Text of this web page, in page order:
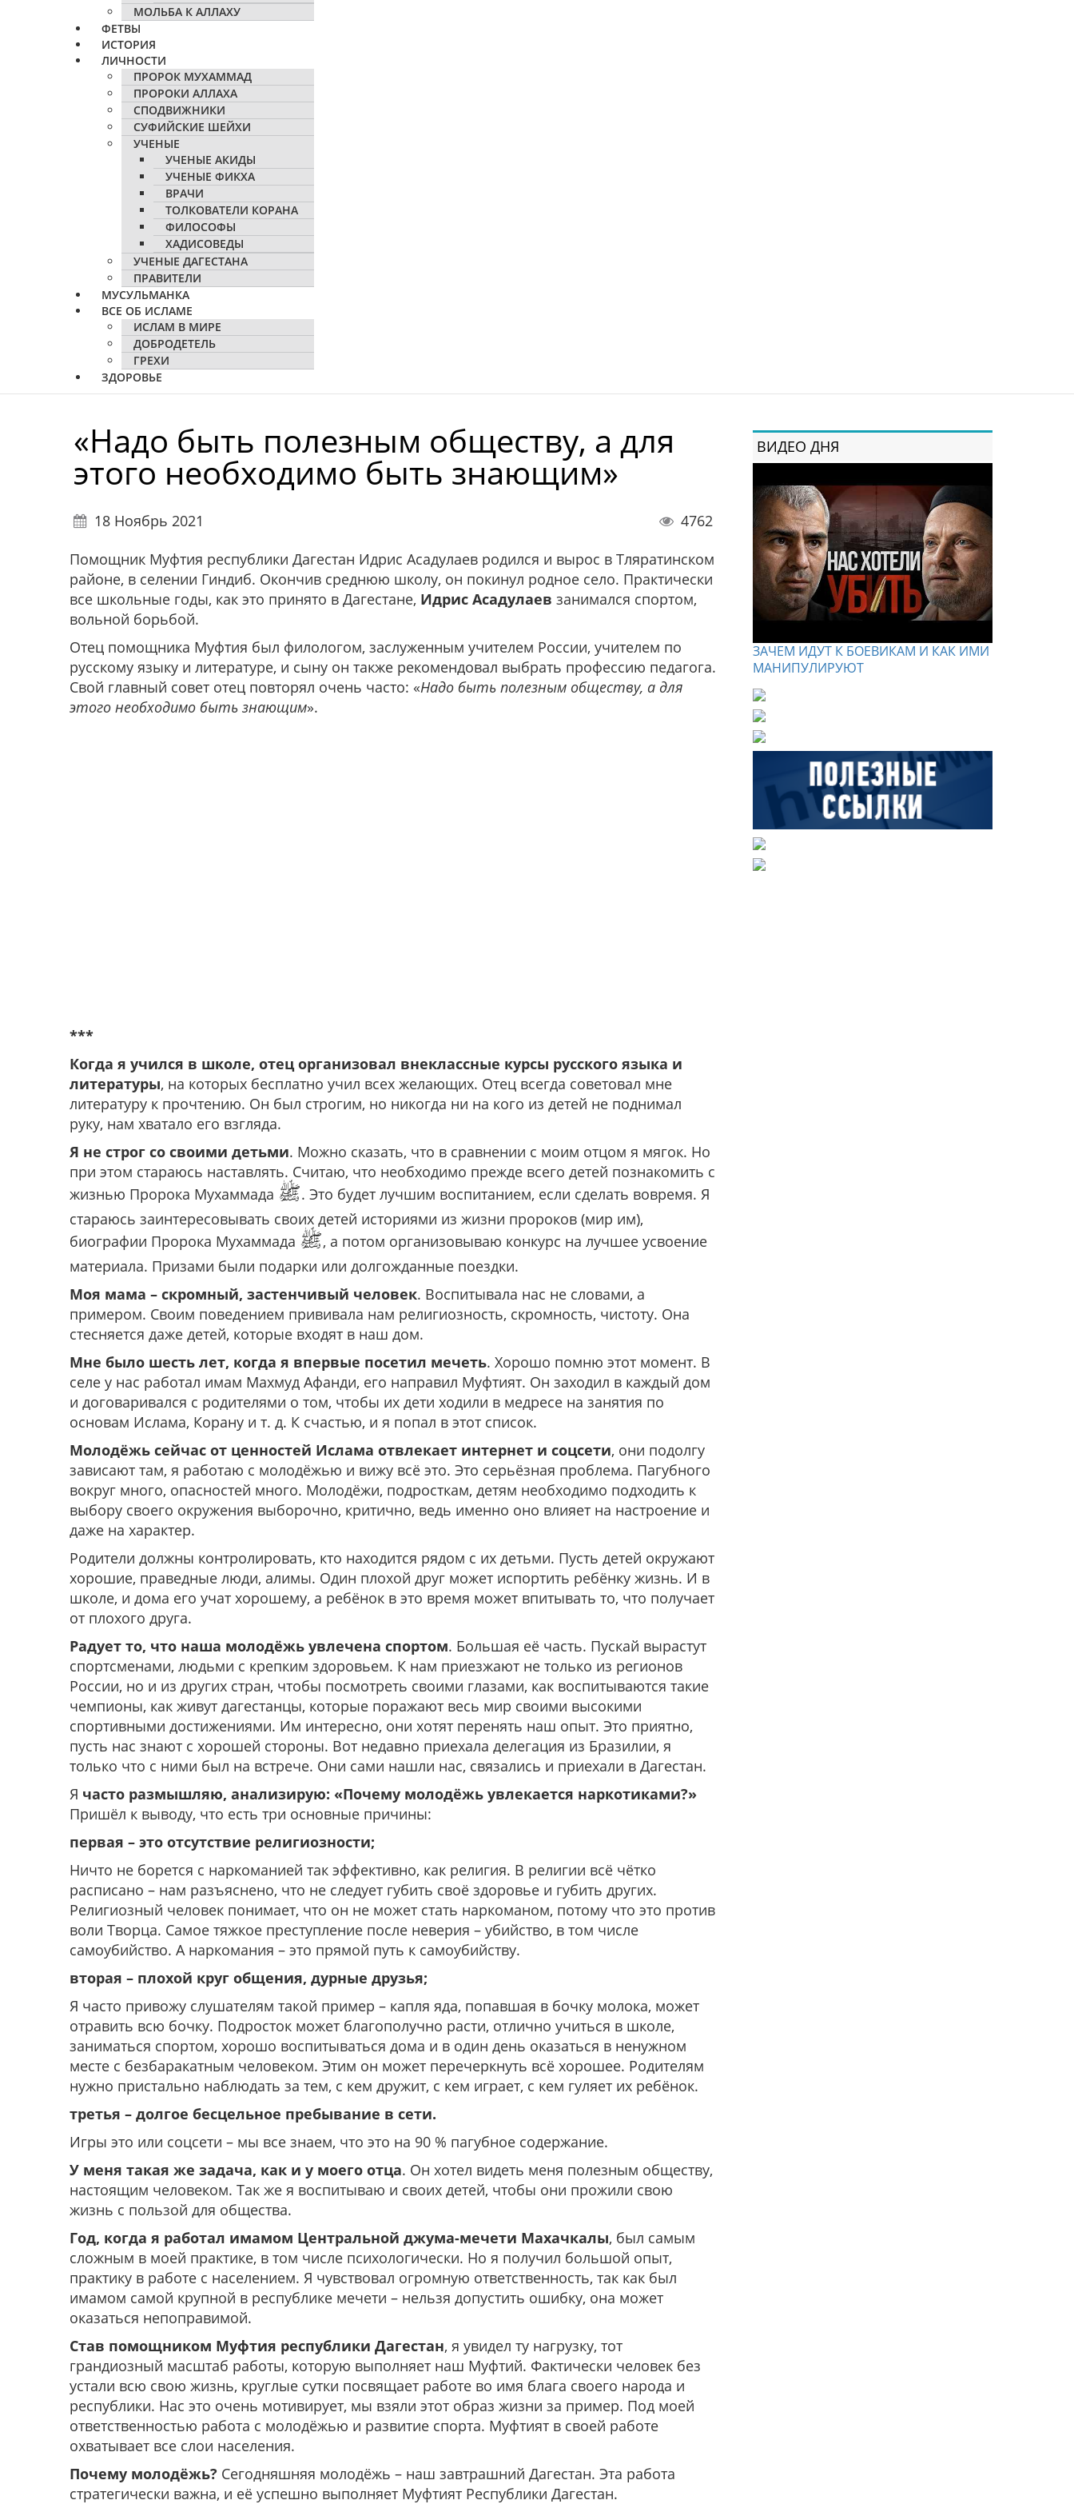
МОЛЬБА К АЛЛАХУ
ФЕТВЫ
ИСТОРИЯ
ЛИЧНОСТИ
ПРОРОК МУХАММАД
ПРОРОКИ АЛЛАХА
СПОДВИЖНИКИ
СУФИЙСКИЕ ШЕЙХИ
УЧЕНЫЕ
УЧЕНЫЕ АКИДЫ
УЧЕНЫЕ ФИКХА
ВРАЧИ
ТОЛКОВАТЕЛИ КОРАНА
ФИЛОСОФЫ
ХАДИСОВЕДЫ
УЧЕНЫЕ ДАГЕСТАНА
ПРАВИТЕЛИ
МУСУЛЬМАНКА
ВСЕ ОБ ИСЛАМЕ
ИСЛАМ В МИРЕ
ДОБРОДЕТЕЛЬ
ГРЕХИ
ЗДОРОВЬЕ
«Надо быть полезным обществу, а для
этого необходимо быть знающим»
18 Ноябрь 2021
4762
Помощник Муфтия республики Дагестан Идрис Асадулаев родился и вырос в Тляратинском
районе, в селении Гиндиб. Окончив среднюю школу, он покинул родное село. Практически
все школьные годы, как это принято в Дагестане, Идрис Асадулаев занимался спортом,
вольной борьбой.
Отец помощника Муфтия был филологом, заслуженным учителем России, учителем по
русскому языку и литературе, и сыну он также рекомендовал выбрать профессию педагога.
Свой главный совет отец повторял очень часто: «Надо быть полезным обществу, а для
этого необходимо быть знающим».
***
Когда я учился в школе, отец организовал внеклассные курсы русского языка и
литературы, на которых бесплатно учил всех желающих. Отец всегда советовал мне
литературу к прочтению. Он был строгим, но никогда ни на кого из детей не поднимал
руку, нам хватало его взгляда.
Я не строг со своими детьми. Можно сказать, что в сравнении с моим отцом я мягок. Но
при этом стараюсь наставлять. Считаю, что необходимо прежде всего детей познакомить с
жизнью Пророка Мухаммада ﷺ. Это будет лучшим воспитанием, если сделать вовремя. Я
стараюсь заинтересовывать своих детей историями из жизни пророков (мир им),
биографии Пророка Мухаммада ﷺ, а потом организовываю конкурс на лучшее усвоение
материала. Призами были подарки или долгожданные поездки.
Моя мама – скромный, застенчивый человек. Воспитывала нас не словами, а
примером. Своим поведением прививала нам религиозность, скромность, чистоту. Она
стесняется даже детей, которые входят в наш дом.
Мне было шесть лет, когда я впервые посетил мечеть. Хорошо помню этот момент. В
селе у нас работал имам Махмуд Афанди, его направил Муфтият. Он заходил в каждый дом
и договаривался с родителями о том, чтобы их дети ходили в медресе на занятия по
основам Ислама, Корану и т. д. К счастью, и я попал в этот список.
Молодёжь сейчас от ценностей Ислама отвлекает интернет и соцсети, они подолгу
зависают там, я работаю с молодёжью и вижу всё это. Это серьёзная проблема. Пагубного
вокруг много, опасностей много. Молодёжи, подросткам, детям необходимо подходить к
выбору своего окружения выборочно, критично, ведь именно оно влияет на настроение и
даже на характер.
Родители должны контролировать, кто находится рядом с их детьми. Пусть детей окружают
хорошие, праведные люди, алимы. Один плохой друг может испортить ребёнку жизнь. И в
школе, и дома его учат хорошему, а ребёнок в это время может впитывать то, что получает
от плохого друга.
Радует то, что наша молодёжь увлечена спортом. Большая её часть. Пускай вырастут
спортсменами, людьми с крепким здоровьем. К нам приезжают не только из регионов
России, но и из других стран, чтобы посмотреть своими глазами, как воспитываются такие
чемпионы, как живут дагестанцы, которые поражают весь мир своими высокими
спортивными достижениями. Им интересно, они хотят перенять наш опыт. Это приятно,
пусть нас знают с хорошей стороны. Вот недавно приехала делегация из Бразилии, я
только что с ними был на встрече. Они сами нашли нас, связались и приехали в Дагестан.
Я часто размышляю, анализирую: «Почему молодёжь увлекается наркотиками?»
Пришёл к выводу, что есть три основные причины:
первая – это отсутствие религиозности;
Ничто не борется с наркоманией так эффективно, как религия. В религии всё чётко
расписано – нам разъяснено, что не следует губить своё здоровье и губить других.
Религиозный человек понимает, что он не может стать наркоманом, потому что это против
воли Творца. Самое тяжкое преступление после неверия – убийство, в том числе
самоубийство. А наркомания – это прямой путь к самоубийству.
вторая – плохой круг общения, дурные друзья;
Я часто привожу слушателям такой пример – капля яда, попавшая в бочку молока, может
отравить всю бочку. Подросток может благополучно расти, отлично учиться в школе,
заниматься спортом, хорошо воспитываться дома и в один день оказаться в ненужном
месте с безбаракатным человеком. Этим он может перечеркнуть всё хорошее. Родителям
нужно пристально наблюдать за тем, с кем дружит, с кем играет, с кем гуляет их ребёнок.
третья – долгое бесцельное пребывание в сети.
Игры это или соцсети – мы все знаем, что это на 90 % пагубное содержание.
У меня такая же задача, как и у моего отца. Он хотел видеть меня полезным обществу,
настоящим человеком. Так же я воспитываю и своих детей, чтобы они прожили свою
жизнь с пользой для общества.
Год, когда я работал имамом Центральной джума-мечети Махачкалы, был самым
сложным в моей практике, в том числе психологически. Но я получил большой опыт,
практику в работе с населением. Я чувствовал огромную ответственность, так как был
имамом самой крупной в республике мечети – нельзя допустить ошибку, она может
оказаться непоправимой.
Став помощником Муфтия республики Дагестан, я увидел ту нагрузку, тот
грандиозный масштаб работы, которую выполняет наш Муфтий. Фактически человек без
устали всю свою жизнь, круглые сутки посвящает работе во имя блага своего народа и
республики. Нас это очень мотивирует, мы взяли этот образ жизни за пример. Под моей
ответственностью работа с молодёжью и развитие спорта. Муфтият в своей работе
охватывает все слои населения.
Почему молодёжь? Сегодняшняя молодёжь – наш завтрашний Дагестан. Эта работа
стратегически важна, и её успешно выполняет Муфтият Республики Дагестан.
ВИДЕО ДНЯ
ЗАЧЕМ ИДУТ К БОЕВИКАМ И КАК ИМИ
МАНИПУЛИРУЮТ